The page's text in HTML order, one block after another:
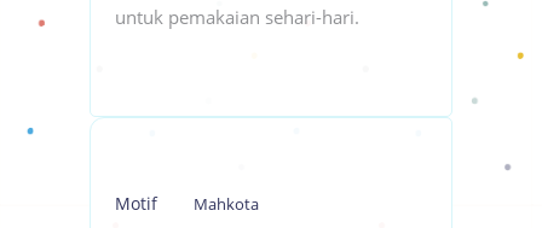
untuk pemakaian sehari-hari.
Motif Mahkota